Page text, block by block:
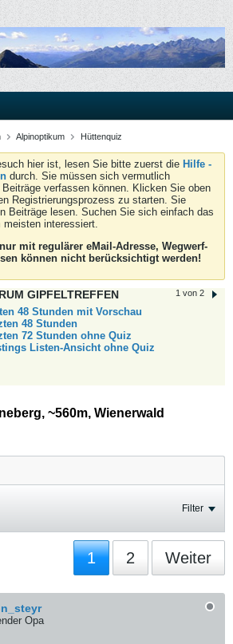
Alpinoptikum Hüttenquiz
hier ist, lesen Sie bitte zuerst die Hilfe -
durch. Sie müssen sich vermutlich
verfassen können. Klicken Sie oben
Registrierungsprozess zu starten. Sie
Beiträge lesen. Suchen Sie sich einfach das
meisten interessiert.
mit regulärer eMail-Adresse, Wegwerf-
können nicht berücksichtigt werden!
1 von 2
GIPFELTREFFEN
48 Stunden mit Vorschau
48 Stunden
72 Stunden ohne Quiz
Listen-Ansicht ohne Quiz
~560m, Wienerwald
Filter
1 2 Weiter
Opa